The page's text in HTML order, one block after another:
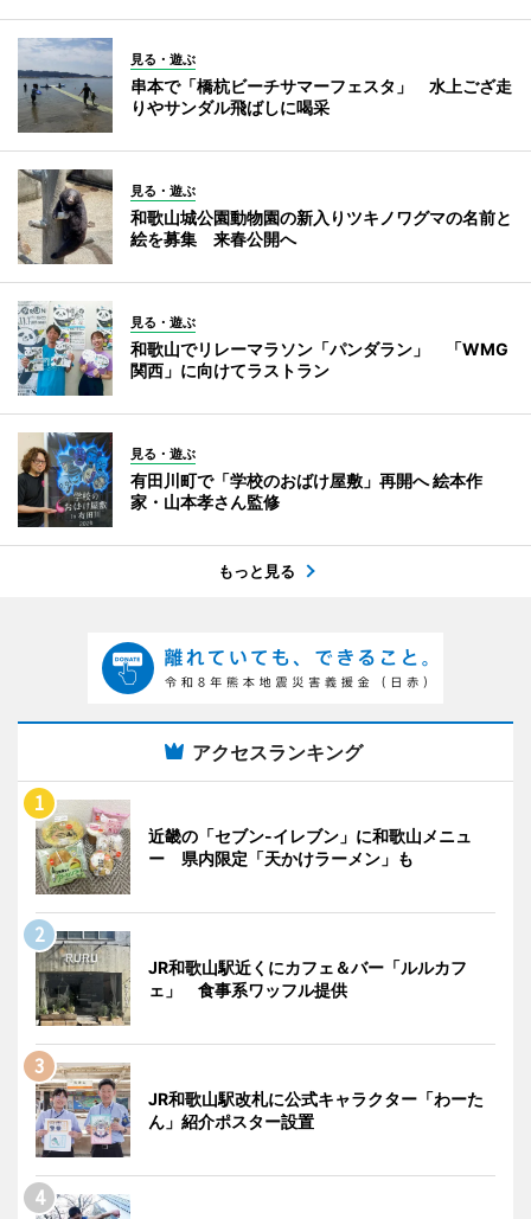
見る・遊ぶ
串本で「橋杭ビーチサマーフェスタ」 水上ござ走
りやサンダル飛ばしに喝采
見る・遊ぶ
和歌山城公園動物園の新入りツキノワグマの名前と
絵を募集 来春公開へ
見る・遊ぶ
和歌山でリレーマラソン「パンダラン」 「WMG
関西」に向けてラストラン
見る・遊ぶ
有田川町で「学校のおばけ屋敷」再開へ 絵本作
家・山本孝さん監修
もっと見る
アクセスランキング
近畿の「セブン-イレブン」に和歌山メニュ
ー 県内限定「天かけラーメン」も
JR和歌山駅近くにカフェ＆バー「ルルカフ
ェ」 食事系ワッフル提供
JR和歌山駅改札に公式キャラクター「わーた
ん」紹介ポスター設置